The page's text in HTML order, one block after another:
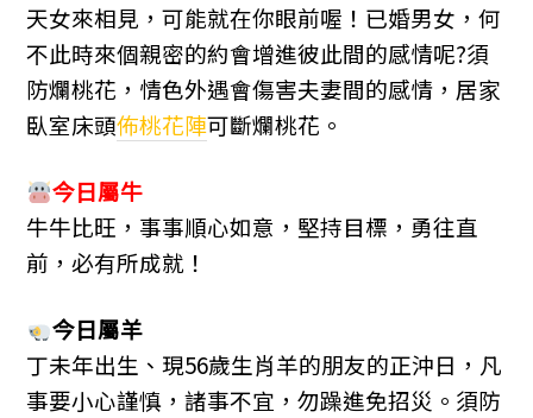
天女來相見，可能就在你眼前喔！已婚男女，何
不此時來個親密的約會增進彼此間的感情呢?須
防爛桃花，情色外遇會傷害夫妻間的感情，居家
臥室床頭佈桃花陣可斷爛桃花。
今日屬牛
牛牛比旺，事事順心如意，堅持目標，勇往直
前，必有所成就！
今日屬羊
丁未年出生、現56歲生肖羊的朋友的正沖日，凡
事要小心謹慎，諸事不宜，勿躁進免招災。須防